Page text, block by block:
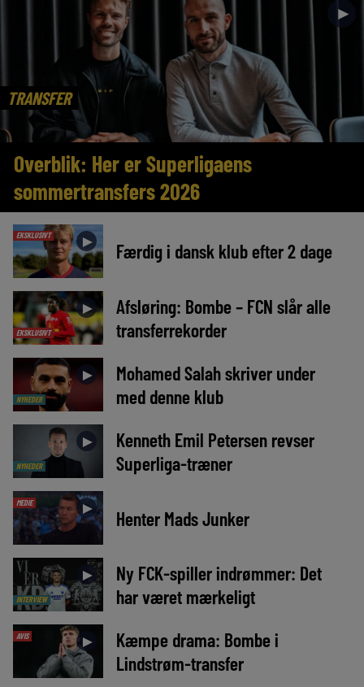
TRANSFER
►
Overblik: Her er Superligaens
sommertransfers 2026
EKSKLUSIVT ► Færdig i dansk klub efter 2 dage
EKSKLUSIVT
►
Afsløring: Bombe – FCN slår alle
transferrekorder
NYHEDER
►
Mohamed Salah skriver under
med denne klub
NYHEDER
►
Kenneth Emil Petersen revser
Superliga-træner
MEDIE ► Henter Mads Junker
INTERVIEW
►
Ny FCK-spiller indrømmer: Det
har været mærkeligt
AVIS ►
Kæmpe drama: Bombe i
Lindstrøm-transfer